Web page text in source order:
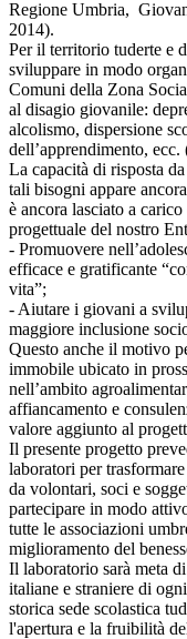
Regione Umbria,
2014).
Per il territorio tuderte e
sviluppare in modo
Comuni della Zona
al disagio giovanile:
alcolismo, dispersione
dell’apprendimento,
La capacità di risposta
tali bisogni appare
è ancora lasciato a
progettuale del nostro
- Promuovere
efficace e gratificante
vita”;
- Aiutare i giovani a
maggiore inclusione
Questo anche il motivo
immobile ubicato in
nell’ambito
affiancamento e
valore aggiunto al
Il presente progetto
laboratori per
da volontari, soci e
partecipare in modo
tutte le associazioni
miglioramento del
Il laboratorio sarà meta
italiane e straniere di
storica sede scolastica
l'apertura e la fruibilità